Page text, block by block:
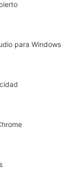
para Windows